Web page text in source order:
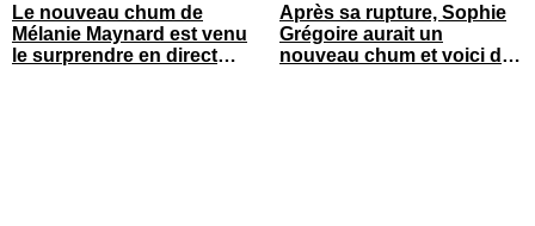
Le nouveau chum de
Mélanie Maynard est venu
le surprendre en direct
Après sa rupture, Sophie
Grégoire aurait un
nouveau chum et voici de